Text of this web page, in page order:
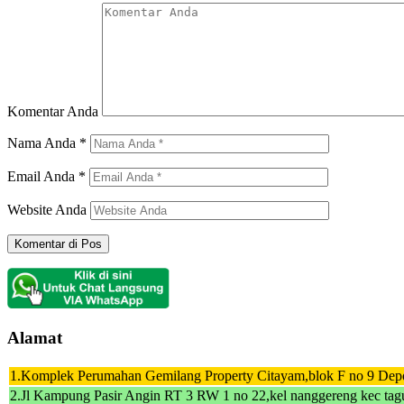
Komentar Anda
Nama Anda *
Email Anda *
Website Anda
Alamat
1.Komplek Perumahan Gemilang Property Citayam,blok F no 9
2.Jl Kampung Pasir Angin RT 3 RW 1 no 22,kel nanggereng kec